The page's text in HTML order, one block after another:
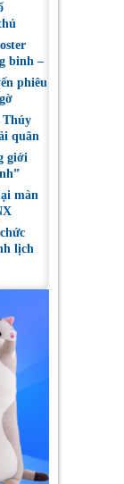
binh –
phiêu
Thúy
quân
giới
màn
lịch